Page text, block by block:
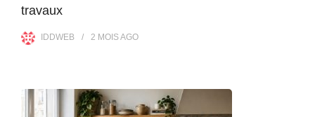
travaux
IDDWEB 2 MOISAGO